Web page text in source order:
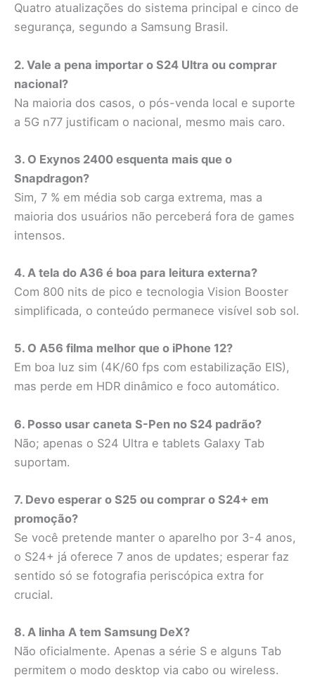
Quatro atualizações do sistema principal e cinco de
segurança, segundo a Samsung Brasil.
2. Vale a pena importar o S24 Ultra ou comprar
nacional?
Na maioria dos casos, o pós-venda local e suporte
a 5G n77 justificam o nacional, mesmo mais caro.
3. O Exynos 2400 esquenta mais que o
Snapdragon?
Sim, 7 % em média sob carga extrema, mas a
maioria dos usuários não perceberá fora de games
intensos.
4. A tela do A36 é boa para leitura externa?
Com 800 nits de pico e tecnologia Vision Booster
simplificada, o conteúdo permanece visível sob sol.
5. O A56 filma melhor que o iPhone 12?
Em boa luz sim (4K/60 fps com estabilização EIS),
mas perde em HDR dinâmico e foco automático.
6. Posso usar caneta S-Pen no S24 padrão?
Não; apenas o S24 Ultra e tablets Galaxy Tab
suportam.
7. Devo esperar o S25 ou comprar o S24+ em
promoção?
Se você pretende manter o aparelho por 3-4 anos,
o S24+ já oferece 7 anos de updates; esperar faz
sentido só se fotografia periscópica extra for
crucial.
8. A linha A tem Samsung DeX?
Não oficialmente. Apenas a série S e alguns Tab
permitem o modo desktop via cabo ou wireless.